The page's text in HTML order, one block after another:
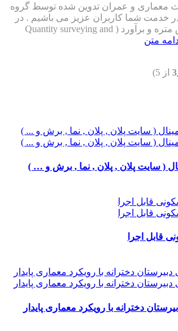
معماری و عمران تدوین شده توسط گروه
معماری ۹۸ در خدمت شما کاربران عزیز می باشیم . در
این بحث ضمن آموزش متره و برآورد ( Quantity surveying and
متن
از 5)
دخترانه با رویکرد معماری پایدار